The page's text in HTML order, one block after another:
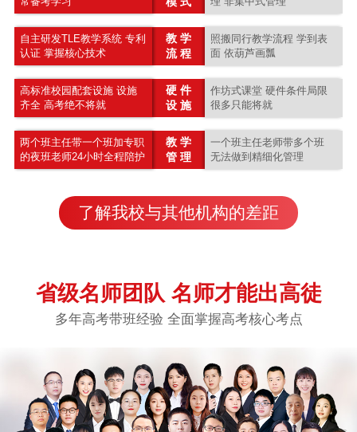
自主研发TLE教学系统 专利
认证 掌握核心技术
教 学
流 程
照搬同行教学流程 学到表
面 依葫芦画瓢
高标准校园配套设施 设施
齐全 高考绝不将就
硬 件
设 施
作坊式课堂 硬件条件局限
很多只能将就
两个班主任带一个班加专职
的夜班老师24小时全程陪护
教 学
管 理
一个班主任老师带多个班
无法做到精细化管理
了解我校与其他机构的差距
省级名师团队 名师才能出高徒
多年高考带班经验 全面掌握高考核心考点